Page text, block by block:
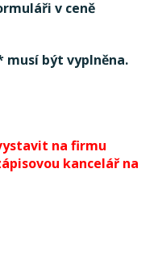
v ceně
musí být vyplněna.
na firmu
kancelář na